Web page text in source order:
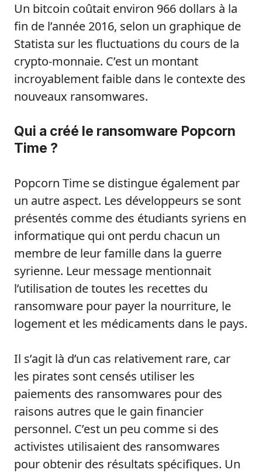
Un bitcoin coûtait environ 966 dollars à la
fin de l’année 2016, selon un graphique de
Statista sur les fluctuations du cours de la
crypto-monnaie. C’est un montant
incroyablement faible dans le contexte des
nouveaux ransomwares.
Qui a créé le ransomware Popcorn
Time ?
Popcorn Time se distingue également par
un autre aspect. Les développeurs se sont
présentés comme des étudiants syriens en
informatique qui ont perdu chacun un
membre de leur famille dans la guerre
syrienne. Leur message mentionnait
l’utilisation de toutes les recettes du
ransomware pour payer la nourriture, le
logement et les médicaments dans le pays.
Il s’agit là d’un cas relativement rare, car
les pirates sont censés utiliser les
paiements des ransomwares pour des
raisons autres que le gain financier
personnel. C’est un peu comme si des
activistes utilisaient des ransomwares
pour obtenir des résultats spécifiques. Un